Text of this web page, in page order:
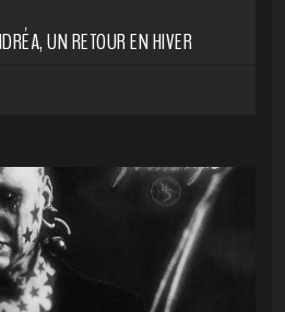
UN RETOUR EN HIVER